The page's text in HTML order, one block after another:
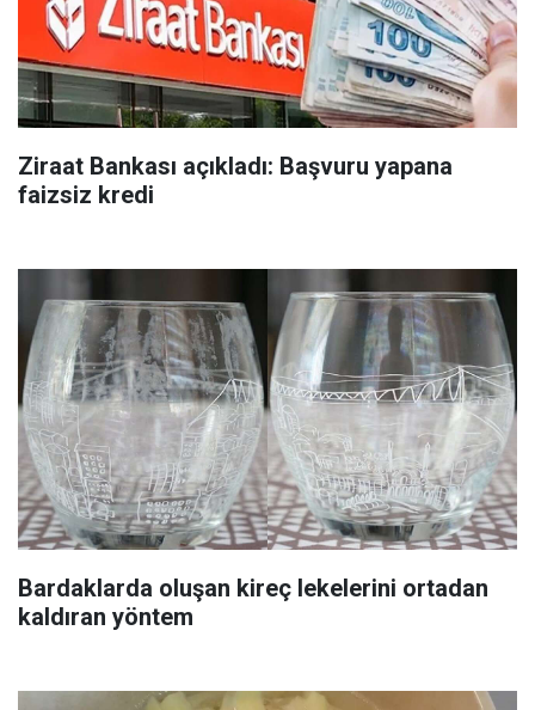
Ziraat Bankası açıkladı: Başvuru yapana
faizsiz kredi
Bardaklarda oluşan kireç lekelerini ortadan
kaldıran yöntem